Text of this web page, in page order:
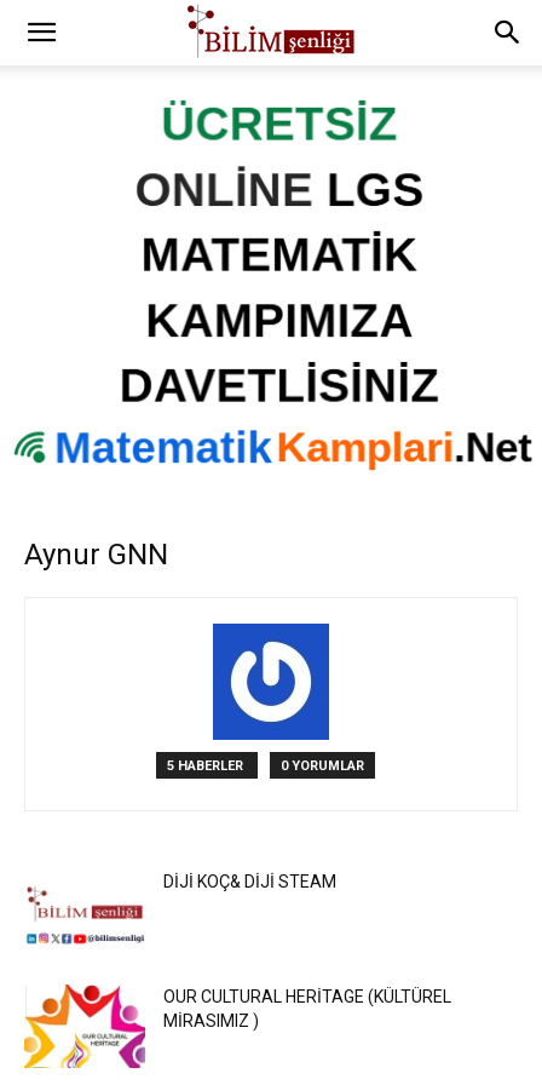
Aynur GNN
5 HABERLER 0 YORUMLAR
DİJİ KOÇ& DİJİ STEAM
OUR CULTURAL HERİTAGE (KÜLTÜREL
MİRASIMIZ )